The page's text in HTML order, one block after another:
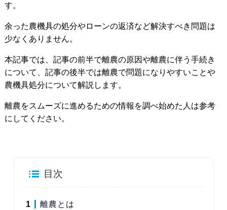
す。
余った農機具の処分やローンの返済など解決すべき問題は
少なくありません。
本記事では、記事の前半で離農の原因や離農に伴う手続き
について、記事の後半では離農で問題になりやすいことや
農機具処分について解説します。
離農をスムーズに進めるための情報を調べ始めた人は参考
にしてください。
目次
離農とは